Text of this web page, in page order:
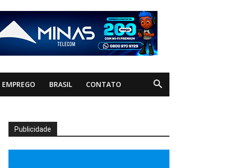
EMPREGO BRASIL CONTATO
Publicidade